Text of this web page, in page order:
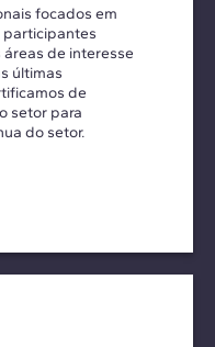
focados em
participantes
de interesse
últimas
de
setor para
do setor.